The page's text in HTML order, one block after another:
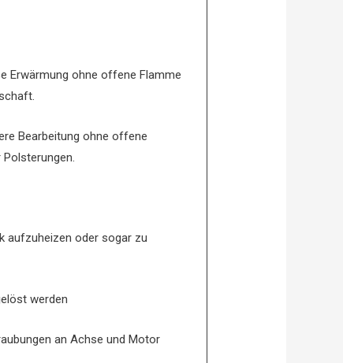
Erwärmung ohne offene Flamme
Bearbeitung ohne offene
aufzuheizen oder sogar zu
werden
an Achse und Motor